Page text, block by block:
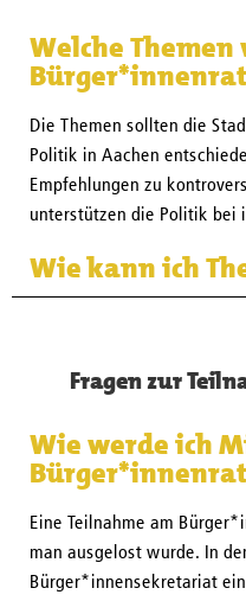
Welche
Die Themen sollten die
Politik in Aachen
Empfehlungen zu
unterstützen die Politik bei
Wie kann ich
Fragen zur
Wie werde ich
Eine Teilnahme am
man ausgelost wurde. In
Bürger*innensekretariat